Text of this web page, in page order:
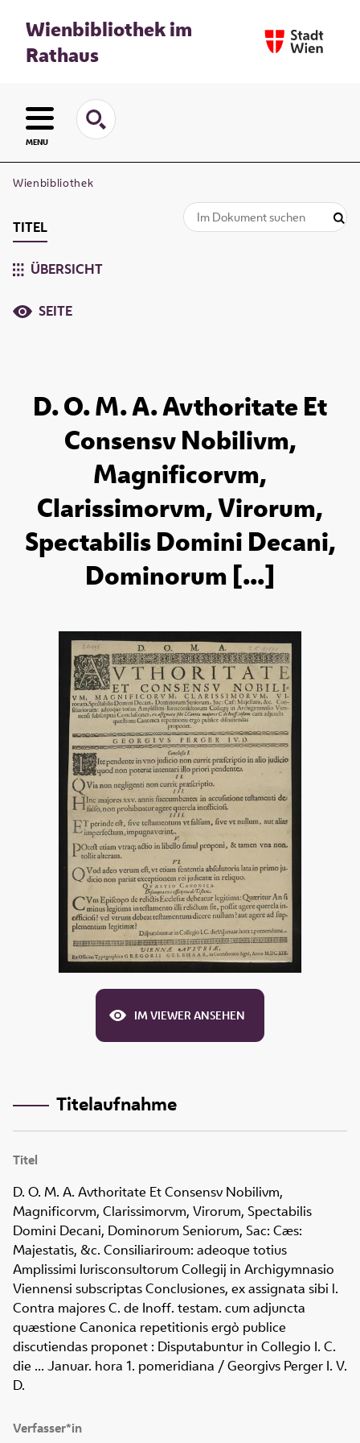
Wienbibliothek im
Rathaus
MENU
Wienbibliothek
TITEL
ÜBERSICHT
SEITE
D. O. M. A. Avthoritate Et
Consensv Nobilivm,
Magnificorvm,
Clarissimorvm, Virorum,
Spectabilis Domini Decani,
Dominorum [...]
IM VIEWER ANSEHEN
Titelaufnahme
Titel
D. O. M. A. Avthoritate Et Consensv Nobilivm,
Magnificorvm, Clarissimorvm, Virorum, Spectabilis
Domini Decani, Dominorum Seniorum, Sac: Cæs:
Majestatis, &c. Consiliariroum: adeoque totius
Amplissimi Iurisconsultorum Collegij in Archigymnasio
Viennensi subscriptas Conclusiones, ex assignata sibi l.
Contra majores C. de Inoff. testam. cum adjuncta
quæstione Canonica repetitionis ergò publice
discutiendas proponet : Disputabuntur in Collegio I. C.
die ... Januar. hora 1. pomeridiana / Georgivs Perger I. V.
D.
Verfasser*in